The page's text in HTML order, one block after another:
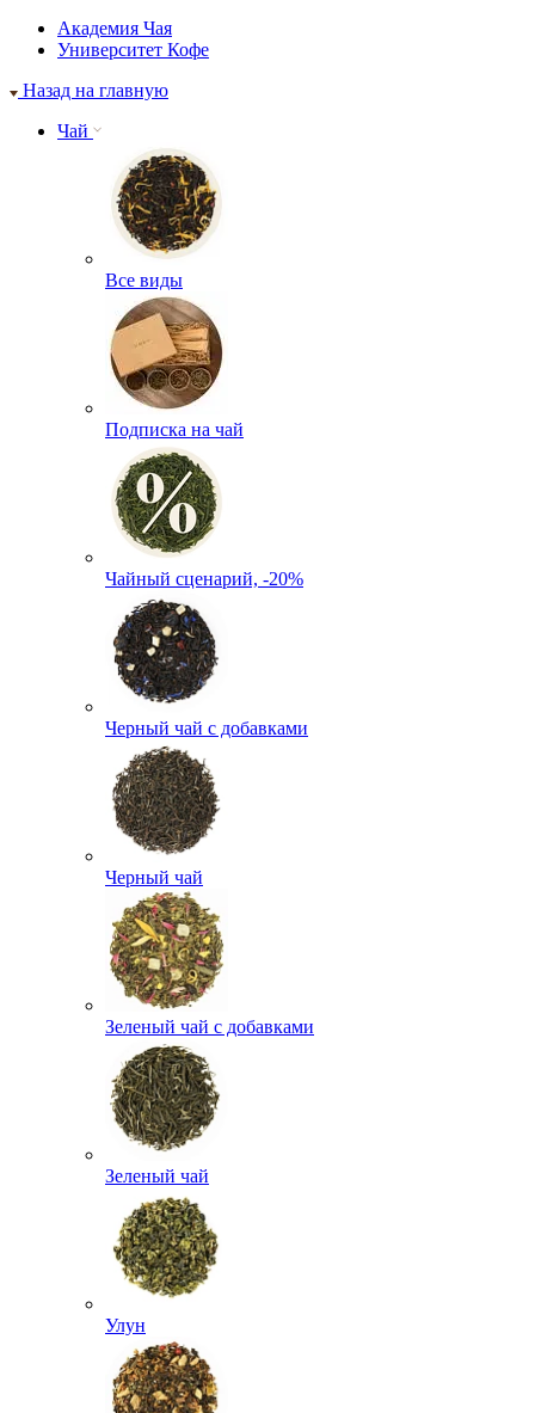
Академия Чая
Университет Кофе
Назад на главную
Чай
Все виды
Подписка на чай
Чайный сценарий, -20%
Черный чай с добавками
Черный чай
Зеленый чай с добавками
Зеленый чай
Улун